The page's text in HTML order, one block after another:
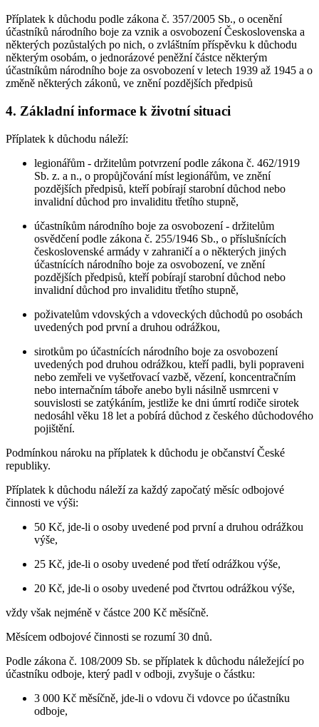
Příplatek k důchodu podle zákona č. 357/2005 Sb., o ocenění
účastníků národního boje za vznik a osvobození Československa a
některých pozůstalých po nich, o zvláštním příspěvku k důchodu
některým osobám, o jednorázové peněžní částce některým
účastníkům národního boje za osvobození v letech 1939 až 1945 a o
změně některých zákonů, ve znění pozdějších předpisů
4. Základní informace k životní situaci
Příplatek k důchodu náleží:
legionářům - držitelům potvrzení podle zákona č. 462/1919
Sb. z. a n., o propůjčování míst legionářům, ve znění
pozdějších předpisů, kteří pobírají starobní důchod nebo
invalidní důchod pro invaliditu třetího stupně,
účastníkům národního boje za osvobození - držitelům
osvědčení podle zákona č. 255/1946 Sb., o příslušnících
československé armády v zahraničí a o některých jiných
účastnících národního boje za osvobození, ve znění
pozdějších předpisů, kteří pobírají starobní důchod nebo
invalidní důchod pro invaliditu třetího stupně,
poživatelům vdovských a vdoveckých důchodů po osobách
uvedených pod první a druhou odrážkou,
sirotkům po účastnících národního boje za osvobození
uvedených pod druhou odrážkou, kteří padli, byli popraveni
nebo zemřeli ve vyšetřovací vazbě, vězení, koncentračním
nebo internačním táboře anebo byli násilně usmrceni v
souvislosti se zatýkáním, jestliže ke dni úmrtí rodiče sirotek
nedosáhl věku 18 let a pobírá důchod z českého důchodového
pojištění.
Podmínkou nároku na příplatek k důchodu je občanství České
republiky.
Příplatek k důchodu náleží za každý započatý měsíc odbojové
činnosti ve výši:
50 Kč, jde-li o osoby uvedené pod první a druhou odrážkou
výše,
25 Kč, jde-li o osoby uvedené pod třetí odrážkou výše,
20 Kč, jde-li o osoby uvedené pod čtvrtou odrážkou výše,
vždy však nejméně v částce 200 Kč měsíčně.
Měsícem odbojové činnosti se rozumí 30 dnů.
Podle zákona č. 108/2009 Sb. se příplatek k důchodu náležející po
účastníku odboje, který padl v odboji, zvyšuje o částku:
3 000 Kč měsíčně, jde-li o vdovu či vdovce po účastníku
odboje,